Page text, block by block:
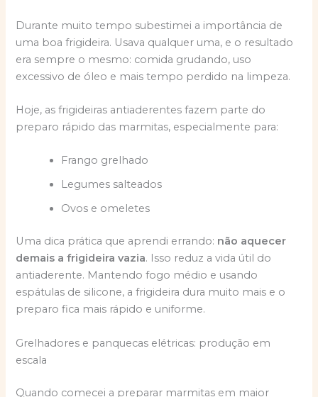
Durante muito tempo subestimei a importância de
uma boa frigideira. Usava qualquer uma, e o resultado
era sempre o mesmo: comida grudando, uso
excessivo de óleo e mais tempo perdido na limpeza.
Hoje, as frigideiras antiaderentes fazem parte do
preparo rápido das marmitas, especialmente para:
Frango grelhado
Legumes salteados
Ovos e omeletes
Uma dica prática que aprendi errando: não aquecer
demais a frigideira vazia. Isso reduz a vida útil do
antiaderente. Mantendo fogo médio e usando
espátulas de silicone, a frigideira dura muito mais e o
preparo fica mais rápido e uniforme.
Grelhadores e panquecas elétricas: produção em
escala
Quando comecei a preparar marmitas em maior